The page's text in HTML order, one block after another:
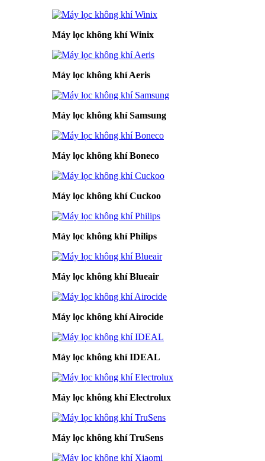
Máy lọc không khí Winix
Máy lọc không khí Aeris
Máy lọc không khí Samsung
Máy lọc không khí Boneco
Máy lọc không khí Cuckoo
Máy lọc không khí Philips
Máy lọc không khí Blueair
Máy lọc không khí Airocide
Máy lọc không khí IDEAL
Máy lọc không khí Electrolux
Máy lọc không khí TruSens